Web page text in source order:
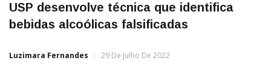
USP desenvolve técnica que identifica
bebidas alcoólicas falsificadas
Luzimara Fernandes 29 De Julho De 2022